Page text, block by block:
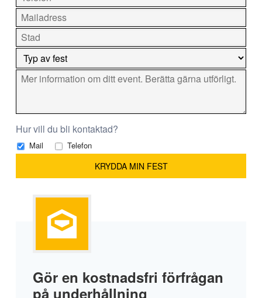
Hur vill du bli kontaktad?
Mail Telefon
Gör en kostnadsfri förfrågan
på underhållning